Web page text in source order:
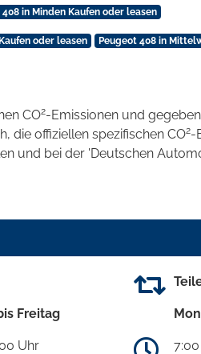
in Minden Kaufen oder leasen
oder leasen Peugeot 408 in
CO2-Emissionen und
die offiziellen spezifischen CO2-
und bei der 'Deutschen
Freitag
Uhr